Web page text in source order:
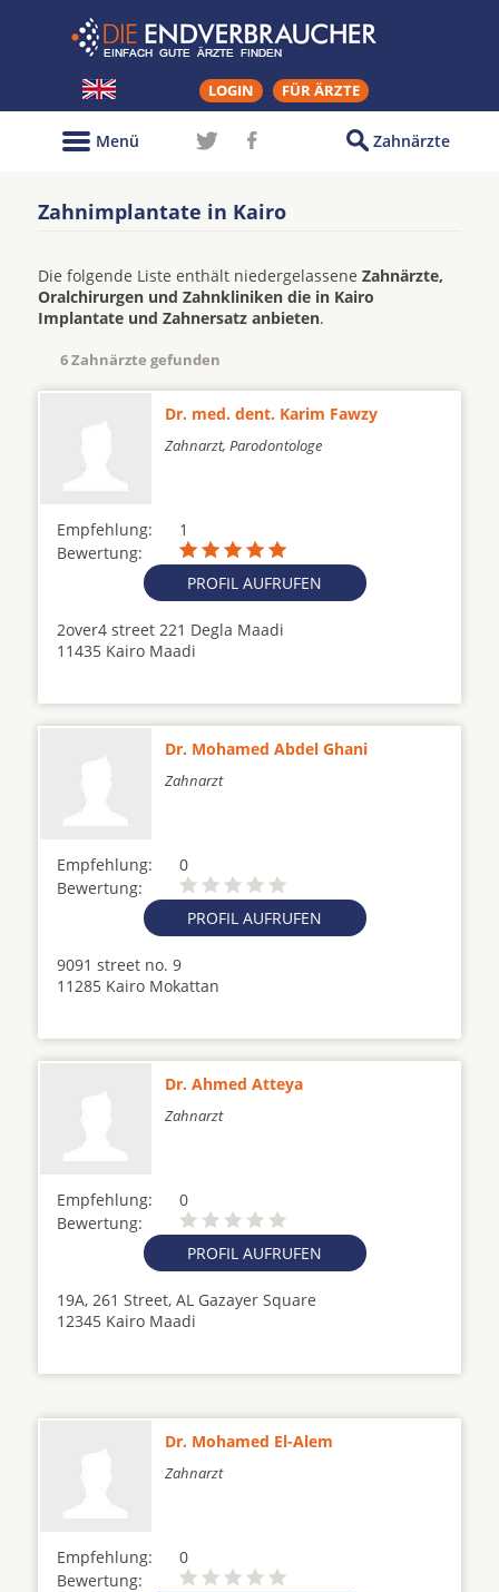
LOGIN FÜR ÄRZTE
Zahnärzte
Menü
Zahnimplantate in Kairo
Die folgende Liste enthält niedergelassene Zahnärzte,
Oralchirurgen und Zahnkliniken die in Kairo
Implantate und Zahnersatz anbieten.
6 Zahnärzte gefunden
Dr. med. dent. Karim Fawzy
Zahnarzt, Parodontologe
Empfehlung:
1
Bewertung:
PROFIL AUFRUFEN
2over4 street 221 Degla Maadi
11435 Kairo Maadi
Dr. Mohamed Abdel Ghani
Zahnarzt
Empfehlung:
0
Bewertung:
PROFIL AUFRUFEN
9091 street no. 9
11285 Kairo Mokattan
Dr. Ahmed Atteya
Zahnarzt
Empfehlung:
0
Bewertung:
PROFIL AUFRUFEN
19A, 261 Street, AL Gazayer Square
12345 Kairo Maadi
Dr. Mohamed El-Alem
Zahnarzt
Empfehlung:
0
Bewertung: